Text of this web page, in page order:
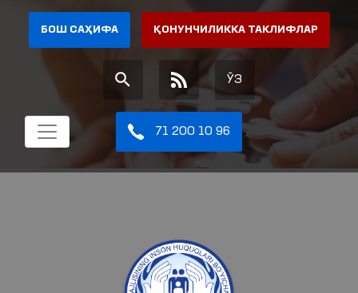
БОШ САҲИФА ҚОНУНЧИЛИККА ТАКЛИФЛАР
ЎЗ
71 200 10 96